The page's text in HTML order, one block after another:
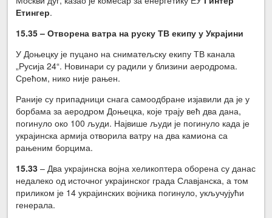
Етингер.
15.35 – Отворена ватра на руску ТВ екипу у Украјини
У Доњецку је пуцано на сниматељску екипу ТВ канала
„Русија 24“. Новинари су радили у близини аеродрома.
Срећом, нико није рањен.
Раније су припадници снага самоодбране изјавили да је у
борбама за аеродром Доњецка, које трају већ два дана,
погинуло око 100 људи. Највише људи је погинуло када је
украјинска армија отворила ватру на два камиона са
рањеним борцима.
15.33 – Два украјинска војна хеликоптера оборена су данас
недалеко од источног украјинског града Славјанска, а том
приликом је 14 украјинских војника погинуло, укључујући
генерала.